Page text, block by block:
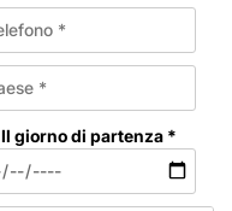
Il giorno di partenza *